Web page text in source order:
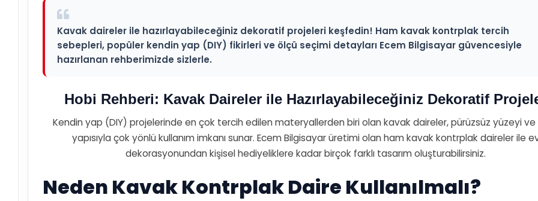
Kavak daireler ile hazırlayabileceğiniz dekoratif projeleri keşfedin! Ham kavak kontrplak tercih
sebepleri, popüler kendin yap (DIY) fikirleri ve ölçü seçimi detayları Ecem Bilgisayar güvencesiyle
hazırlanan rehberimizde sizlerle.
Hobi Rehberi: Kavak Daireler ile Hazırlayabileceğiniz Dekoratif
Kendin yap (DIY) projelerinde en çok tercih edilen materyallerden biri olan kavak daireler, pürüzsüz yüzeyi
yapısıyla çok yönlü kullanım imkanı sunar. Ecem Bilgisayar üretimi olan ham kavak kontrplak daireler ile
dekorasyonundan kişisel hediyeliklere kadar birçok farklı tasarım oluşturabilirsiniz.
Neden Kavak Kontrplak Daire Kullanılmalı?